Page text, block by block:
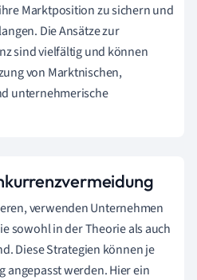
Marktposition zu sichern und
Die Ansätze zur
sind vielfältig und können
von Marktnischen,
unternehmerische
verwenden Unternehmen
sowohl in der Theorie als auch
Diese Strategien können je
angepasst werden. Hier ein